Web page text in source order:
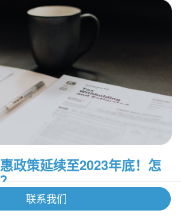
政策延续至2023年底！怎
联系我们